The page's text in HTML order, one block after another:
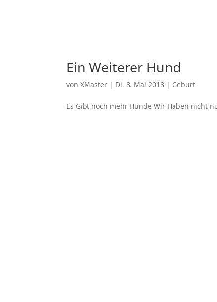
Ein Weiterer Hund
vonXMaster | Di. 8. Mai 2018 | Geburt
Es Gibt noch mehr Hunde Wir Haben nicht